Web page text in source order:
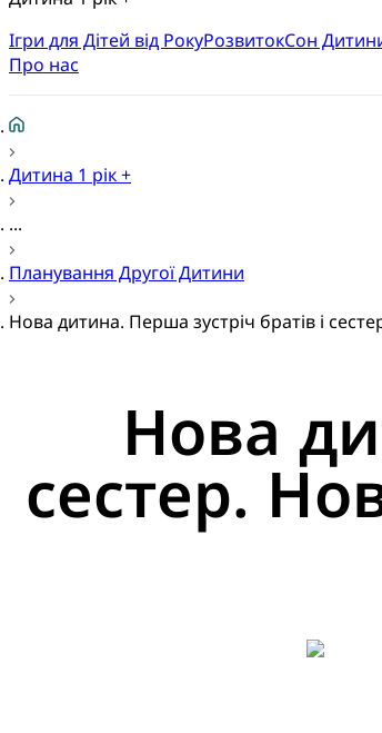
Ігри для Дітей від РокуРозвитокCон
Про нас
Дитина 1 рік +
...
Планування Другої Дитини
Нова дитина. Перша зустріч братів і
Нова
сестер.